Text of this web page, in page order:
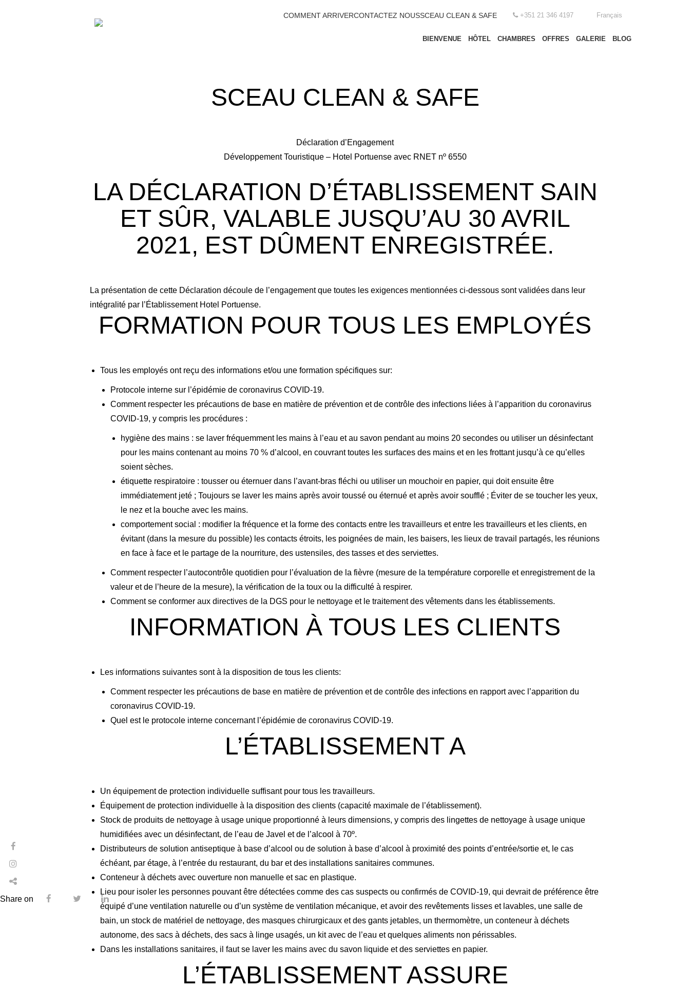
COMMENT ARRIVERCONTACTEZ NOUSSCEAU CLEAN & SAFE +351 21 346 4197 Français
BIENVENUE HÔTEL CHAMBRES OFFRES GALERIE BLOG
Anglais
SCEAU CLEAN & SAFE
Déclaration d’Engagement
Développement Touristique – Hotel Portuense avec RNET nº 6550
LA DÉCLARATION D’ÉTABLISSEMENT SAIN
ET SÛR, VALABLE JUSQU’AU 30 AVRIL
2021, EST DÛMENT ENREGISTRÉE.
La présentation de cette Déclaration découle de l’engagement que toutes les exigences mentionnées ci-dessous sont validées dans leur
intégralité par l’Établissement Hotel Portuense.
FORMATION POUR TOUS LES EMPLOYÉS
Tous les employés ont reçu des informations et/ou une formation spécifiques sur:
Protocole interne sur l’épidémie de coronavirus COVID-19.
Comment respecter les précautions de base en matière de prévention et de contrôle des infections liées à l’apparition du coronavirus
COVID-19, y compris les procédures :
hygiène des mains : se laver fréquemment les mains à l’eau et au savon pendant au moins 20 secondes ou utiliser un désinfectant
pour les mains contenant au moins 70 % d’alcool, en couvrant toutes les surfaces des mains et en les frottant jusqu’à ce qu’elles
soient sèches.
étiquette respiratoire : tousser ou éternuer dans l’avant-bras fléchi ou utiliser un mouchoir en papier, qui doit ensuite être
immédiatement jeté ; Toujours se laver les mains après avoir toussé ou éternué et après avoir soufflé ; Éviter de se toucher les yeux,
le nez et la bouche avec les mains.
comportement social : modifier la fréquence et la forme des contacts entre les travailleurs et entre les travailleurs et les clients, en
évitant (dans la mesure du possible) les contacts étroits, les poignées de main, les baisers, les lieux de travail partagés, les réunions
en face à face et le partage de la nourriture, des ustensiles, des tasses et des serviettes.
Comment respecter l’autocontrôle quotidien pour l’évaluation de la fièvre (mesure de la température corporelle et enregistrement de la
valeur et de l’heure de la mesure), la vérification de la toux ou la difficulté à respirer.
Comment se conformer aux directives de la DGS pour le nettoyage et le traitement des vêtements dans les établissements.
INFORMATION À TOUS LES CLIENTS
Les informations suivantes sont à la disposition de tous les clients:
Comment respecter les précautions de base en matière de prévention et de contrôle des infections en rapport avec l’apparition du
coronavirus COVID-19.
Quel est le protocole interne concernant l’épidémie de coronavirus COVID-19.
L’ÉTABLISSEMENT A
Un équipement de protection individuelle suffisant pour tous les travailleurs.
Équipement de protection individuelle à la disposition des clients (capacité maximale de l’établissement).
Stock de produits de nettoyage à usage unique proportionné à leurs dimensions, y compris des lingettes de nettoyage à usage unique
humidifiées avec un désinfectant, de l’eau de Javel et de l’alcool à 70º.
Distributeurs de solution antiseptique à base d’alcool ou de solution à base d’alcool à proximité des points d’entrée/sortie et, le cas
échéant, par étage, à l’entrée du restaurant, du bar et des installations sanitaires communes.
Conteneur à déchets avec ouverture non manuelle et sac en plastique.
Lieu pour isoler les personnes pouvant être détectées comme des cas suspects ou confirmés de COVID-19, qui devrait de préférence être
équipé d’une ventilation naturelle ou d’un système de ventilation mécanique, et avoir des revêtements lisses et lavables, une salle de
bain, un stock de matériel de nettoyage, des masques chirurgicaux et des gants jetables, un thermomètre, un conteneur à déchets
autonome, des sacs à déchets, des sacs à linge usagés, un kit avec de l’eau et quelques aliments non périssables.
Dans les installations sanitaires, il faut se laver les mains avec du savon liquide et des serviettes en papier.
L’ÉTABLISSEMENT ASSURE
Share on